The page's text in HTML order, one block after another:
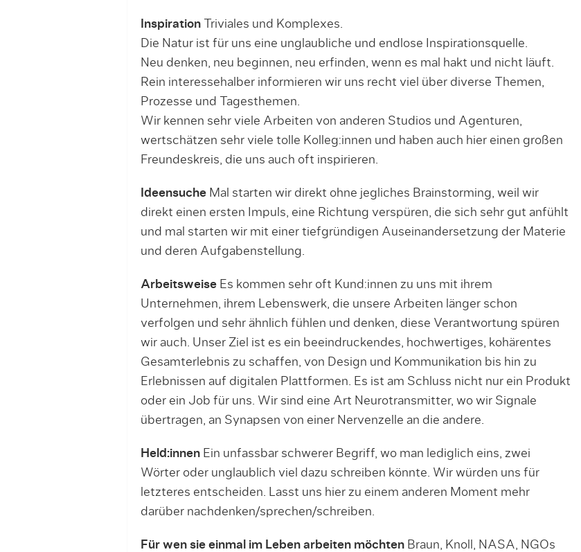
InspirationTriviales und Komplexes.
Die Natur ist für uns eine unglaubliche und endlose Inspirationsquelle.
Neu denken, neu beginnen, neu erfinden, wenn es mal hakt und nicht läuft.
Rein interessehalber informieren wir uns recht viel über diverse Themen,
Prozesse und Tagesthemen.
Wir kennen sehr viele Arbeiten von anderen Studios und Agenturen,
wertschätzen sehr viele tolle Kolleg:innen und haben auch hier einen großen
Freundeskreis, die uns auch oft inspirieren.
IdeensucheMal starten wir direkt ohne jegliches Brainstorming, weil wir
direkt einen ersten Impuls, eine Richtung verspüren, die sich sehr gut anfühlt
und mal starten wir mit einer tiefgründigen Auseinandersetzung der Materie
und deren Aufgabenstellung.
ArbeitsweiseEs kommen sehr oft Kund:innen zu uns mit ihrem
Unternehmen, ihrem Lebenswerk, die unsere Arbeiten länger schon
verfolgen und sehr ähnlich fühlen und denken, diese Verantwortung spüren
wir auch. Unser Ziel ist es ein beeindruckendes, hochwertiges, kohärentes
Gesamterlebnis zu schaffen, von Design und Kommunikation bis hin zu
Erlebnissen auf digitalen Plattformen. Es ist am Schluss nicht nur ein Produkt
oder ein Job für uns. Wir sind eine Art Neurotransmitter, wo wir Signale
übertragen, an Synapsen von einer Nervenzelle an die andere.
Held:innenEin unfassbar schwerer Begriff, wo man lediglich eins, zwei
Wörter oder unglaublich viel dazu schreiben könnte. Wir würden uns für
letzteres entscheiden. Lasst uns hier zu einem anderen Moment mehr
darüber nachdenken/sprechen/schreiben.
Für wen sie einmal im Leben arbeiten möchtenBraun, Knoll, NASA, NGOs